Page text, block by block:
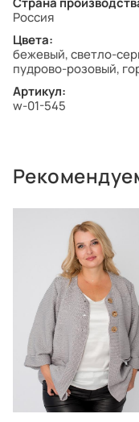
Россия
Цвета:
бежевый, светло-
пудрово-розовый,
Артикул:
w-01-545